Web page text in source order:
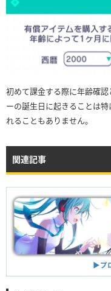
初めて課金する際に年齢確
ーの誕生日に起きることは
れることもありません。
関連記事
▶︎プ